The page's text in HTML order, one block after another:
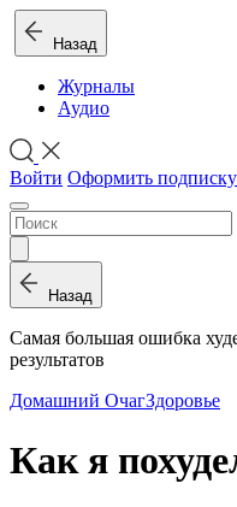
Назад
Журналы
Аудио
Войти Оформить подписку
Назад
Самая большая ошибка
результатов
Домашний ОчагЗдоровье
Как я